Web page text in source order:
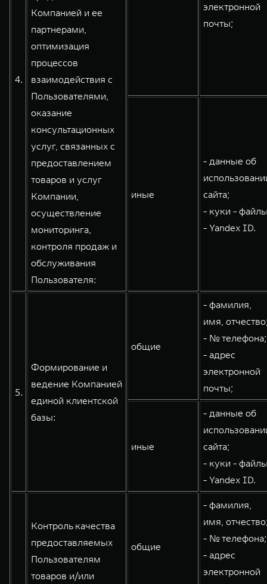
4.
Компанией и ее
партнерами,
оптимизация
процессов
взаимодействия с
Пользователями,
оказание
консультационных
услуг, связанных с
предоставлением
товаров и услуг
Компании,
осуществление
мониторинга,
контроля продаж и
обслуживания
Пользователя:
электронной
почты;
иные
- данные об
сайта;
- куки -
- Yandex ID.
5.
Формирование и
ведение Компанией
единой клиентской
базы:
общие
- фамилия,
имя,
- № телефона;
- адрес
электронной
почты;
иные
- данные об
сайта;
- куки -
- Yandex ID.
Контроль качества
предоставляемых
Пользователям
товаров и/или
общие
- фамилия,
имя,
- № телефона;
- адрес
электронной